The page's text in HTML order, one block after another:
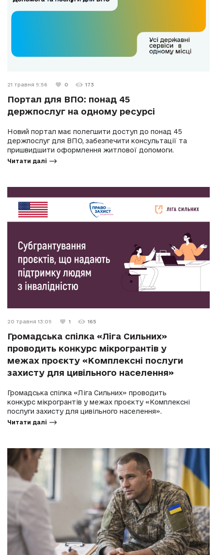
21 травня 9:56 0 173
Портал для ВПО: понад 45
держпослуг на одному ресурсі
Новий портал має полегшити доступ до понад 45
держпослуг для ВПО, забезпечити консультації та
пришвидшити оформлення житлової допомоги.
Читати далі
20 травня 13:09 1 165
Громадська спілка «Ліга Сильних»
проводить конкурс мікрогрантів у
межах проєкту «Комплексні послуги
захисту для цивільного населення»
Громадська спілка «Ліга Сильних» проводить
конкурс мікрогрантів у межах проєкту «Комплексні
послуги захисту для цивільного населення».
Читати далі